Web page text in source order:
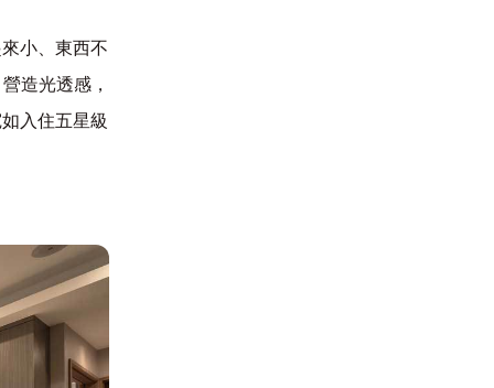
小、東西不
造光透感，
入住五星級